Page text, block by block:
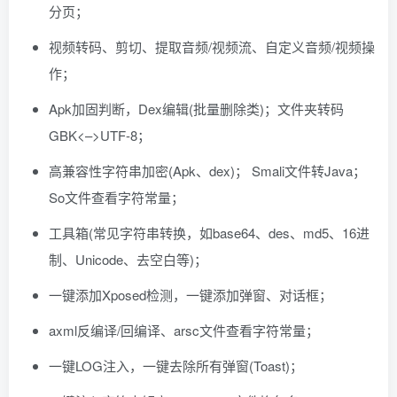
分页；
视频转码、剪切、提取音频/视频流、自定义音频/视频操
作；
Apk加固判断，Dex编辑(批量删除类)；文件夹转码
GBK<–>UTF-8；
高兼容性字符串加密(Apk、dex)； Smali文件转Java；
So文件查看字符常量；
工具箱(常见字符串转换，如base64、des、md5、16进
制、Unicode、去空白等)；
一键添加Xposed检测，一键添加弹窗、对话框；
axml反编译/回编译、arsc文件查看字符常量；
一键LOG注入，一键去除所有弹窗(Toast)；